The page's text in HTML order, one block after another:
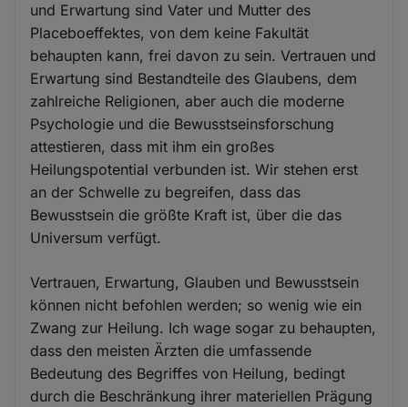
und Erwartung sind Vater und Mutter des
Placeboeffektes, von dem keine Fakultät
behaupten kann, frei davon zu sein. Vertrauen und
Erwartung sind Bestandteile des Glaubens, dem
zahlreiche Religionen, aber auch die moderne
Psychologie und die Bewusstseinsforschung
attestieren, dass mit ihm ein großes
Heilungspotential verbunden ist. Wir stehen erst
an der Schwelle zu begreifen, dass das
Bewusstsein die größte Kraft ist, über die das
Universum verfügt.
Vertrauen, Erwartung, Glauben und Bewusstsein
können nicht befohlen werden; so wenig wie ein
Zwang zur Heilung. Ich wage sogar zu behaupten,
dass den meisten Ärzten die umfassende
Bedeutung des Begriffes von Heilung, bedingt
durch die Beschränkung ihrer materiellen Prägung